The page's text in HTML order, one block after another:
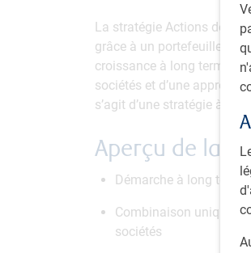
La stratégie Actions de
grâce à un portefeuille
croissance à long terme à
sociétés et d’une
s’agit d’une stratégie à
Aperçu de la
Démarche à long
Combinaison unique
sociétés